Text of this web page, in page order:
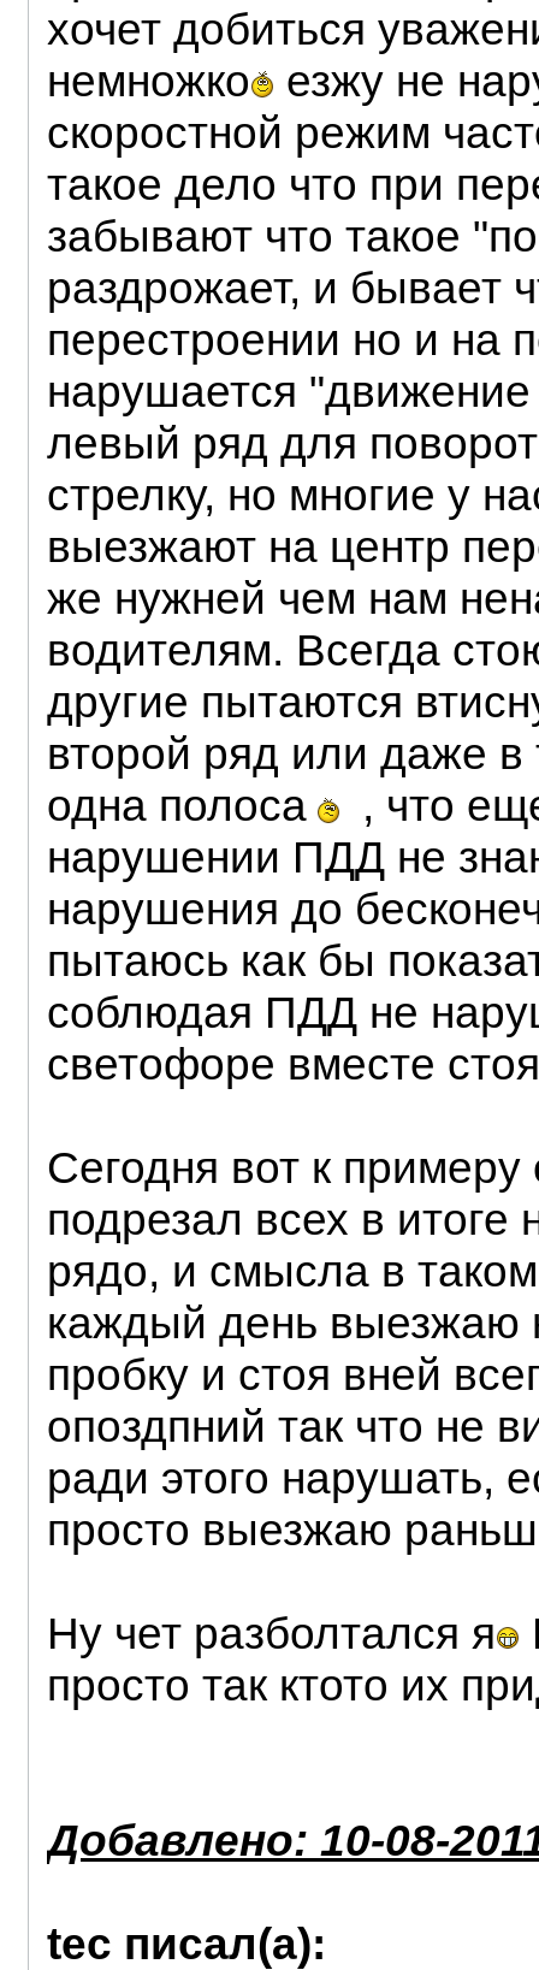
хочет добиться
немножко
езжу не
скоростной режим
такое дело что при
забывают что такое
раздрожает, и бывает
перестроении но и на
нарушается
левый ряд для
стрелку, но многие у
выезжают на центр
же нужней чем нам
водителям. Всегда
другие пытаются
второй ряд или даже в
одна полоса
, что
нарушении ПДД не
нарушения до
пытаюсь как бы
соблюдая ПДД не
светофоре вместе
Сегодня вот к
подрезал всех в
рядо, и смысла в
каждый день выезжаю
пробку и стоя вней
опоздпний так что не
ради этого нарушать,
просто выезжаю
Ну чет разболтался я
просто так ктото их
Добавлено: 10-08-
tec писал(а):